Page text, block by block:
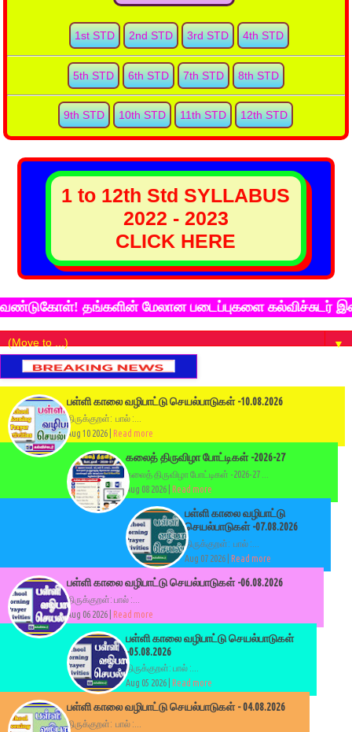
1st STD 2nd STD 3rd STD 4th STD
5th STD 6th STD 7th STD 8th STD
9th STD 10th STD 11th STD 12th STD
1 to 12th Std SYLLABUS
2022 - 2023
CLICK HERE
தங்களின் மேலான படைப்புகளை கல்விச்சுடர் இணைய
▼
பள்ளி காலை வழிபாட்டு செயல்பாடுகள் -10.08.2026
திருக்குறள்: பால் :...
Aug 10 2026 | Read more
கலைத் திருவிழா போட்டிகள் -2026-27
கலைத் திருவிழா போட்டிகள் -2026-27 ...
Aug 08 2026 | Read more
பள்ளி காலை வழிபாட்டு
செயல்பாடுகள் -07.08.2026
திருக்குறள்: பால் :...
Aug 07 2026 | Read more
பள்ளி காலை வழிபாட்டு செயல்பாடுகள் -06.08.2026
திருக்குறள்: பால் :...
Aug 06 2026 | Read more
பள்ளி காலை வழிபாட்டு செயல்பாடுகள்
-05.08.2026
திருக்குறள்: பால் :...
Aug 05 2026 | Read more
பள்ளி காலை வழிபாட்டு செயல்பாடுகள் - 04.08.2026
திருக்குறள்: பால் :...